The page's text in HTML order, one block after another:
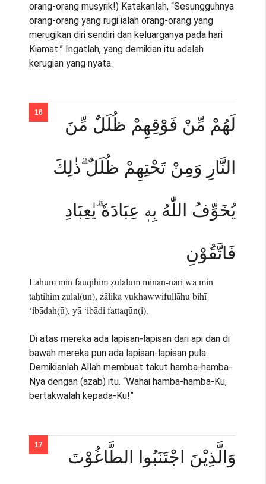
orang-orang musyrik!) Katakanlah, “Sesungguhnya
orang-orang yang rugi ialah orang-orang yang
merugikan diri sendiri dan keluarganya pada hari
Kiamat.” Ingatlah, yang demikian itu adalah
kerugian yang nyata.
لَهُمْ مِّنْ فَوْقِهِمْ ظُلَلٌ مِّنَ
النَّارِ وَمِنْ تَحْتِهِمْ ظُلَلٌ ۗذٰلِكَ
يُخَوِّفُ اللّٰهُ بِهٖ عِبَادَهٗ ۗيٰعِبَادِ
فَاتَّقُوْنِ
Lahum min fauqihim ẓulalum minan-nāri wa min
taḥtihim ẓulal(un), żālika yukhawwifullāhu bihī
‘ibādah(ū), yā ‘ibādi fattaqūn(i).
Di atas mereka ada lapisan-lapisan dari api dan di
bawah mereka pun ada lapisan-lapisan pula.
Demikianlah Allah membuat takut hamba-hamba-
Nya dengan (azab) itu. “Wahai hamba-hamba-Ku,
bertakwalah kepada-Ku!”
وَالَّذِيْنَ اجْتَنَبُوا الطَّاغُوْتَ